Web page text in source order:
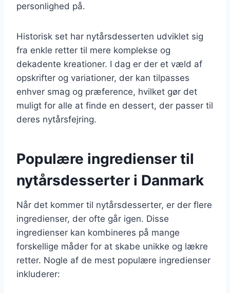
personlighed på.
Historisk set har nytårsdesserten udviklet sig
fra enkle retter til mere komplekse og
dekadente kreationer. I dag er der et væld af
opskrifter og variationer, der kan tilpasses
enhver smag og præference, hvilket gør det
muligt for alle at finde en dessert, der passer til
deres nytårsfejring.
Populære ingredienser til
nytårsdesserter i Danmark
Når det kommer til nytårsdesserter, er der flere
ingredienser, der ofte går igen. Disse
ingredienser kan kombineres på mange
forskellige måder for at skabe unikke og lækre
retter. Nogle af de mest populære ingredienser
inkluderer: